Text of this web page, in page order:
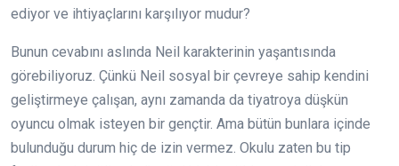
ediyor ve ihtiyaçlarını karşılıyor mudur?
Bunun cevabını aslında Neil karakterinin yaşantısında
görebiliyoruz. Çünkü Neil sosyal bir çevreye sahip kendini
geliştirmeye çalışan, aynı zamanda da tiyatroya düşkün
oyuncu olmak isteyen bir gençtir. Ama bütün bunlara içinde
bulunduğu durum hiç de izin vermez. Okulu zaten bu tip